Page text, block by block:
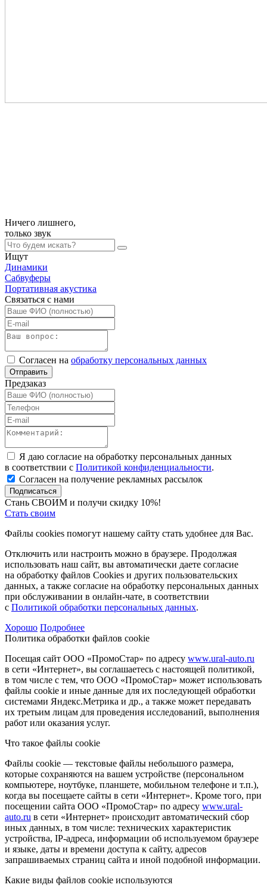
Ничего лишнего,
только звук
Ищут
Динамики
Сабвуферы
Портативная акустика
Связаться с нами
Согласен на обработку персональных данных
Отправить
Предзаказ
Я даю согласие на обработку персональных данных
в соответствии с Политикой конфиденциальности.
Согласен на получение рекламных рассылок
Подписаться
Стань СВОИМ и получи скидку 10%!
Стать своим
Файлы cookies помогут нашему сайту стать удобнее для Вас.
Отключить или настроить можно в браузере. Продолжая
использовать наш сайт, вы автоматически даете согласие
на обработку файлов Cookies и других пользовательских
данных, а также согласие на обработку персональных данных
при обслуживании в онлайн-чате, в соответствии
с Политикой обработки персональных данных.
Хорошо Подробнее
Политика обработки файлов cookie
Посещая сайт ООО «ПромоСтар» по адресу www.ural-auto.ru
в сети «Интернет», вы соглашаетесь с настоящей политикой,
в том числе с тем, что ООО «ПромоСтар» может использовать
файлы cookie и иные данные для их последующей обработки
системами Яндекс.Метрика и др., а также может передавать
их третьим лицам для проведения исследований, выполнения
работ или оказания услуг.
Что такое файлы cookie
Файлы cookie — текстовые файлы небольшого размера,
которые сохраняются на вашем устройстве (персональном
компьютере, ноутбуке, планшете, мобильном телефоне и т.п.),
когда вы посещаете сайты в сети «Интернет». Кроме того, при
посещении сайта ООО «ПромоСтар» по адресу www.ural-
auto.ru в сети «Интернет» происходит автоматический сбор
иных данных, в том числе: технических характеристик
устройства, IP-адреса, информации об используемом браузере
и языке, даты и времени доступа к сайту, адресов
запрашиваемых страниц сайта и иной подобной информации.
Какие виды файлов cookie используются